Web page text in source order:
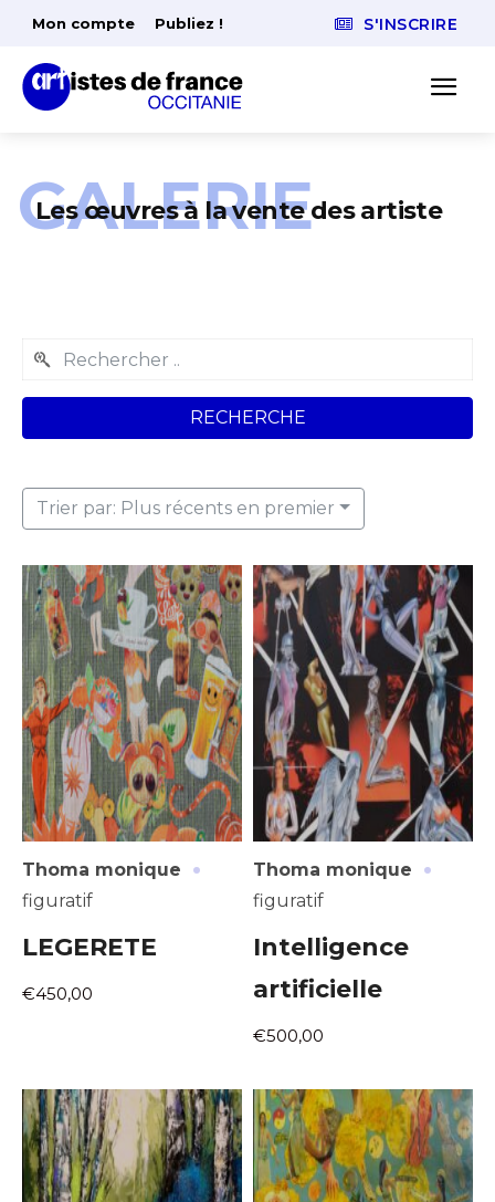
Mon compte Publiez ! S'INSCRIRE
Les œuvres à la vente des artiste
GALERIE
RECHERCHE
Trier par: Plus récents en premier
Thoma monique ·
figuratif
LEGERETE
€450,00
Thoma monique ·
figuratif
Intelligence
artificielle
€500,00